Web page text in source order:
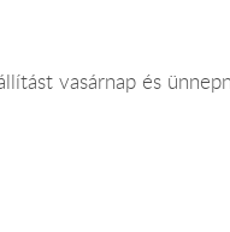
vasárnap és